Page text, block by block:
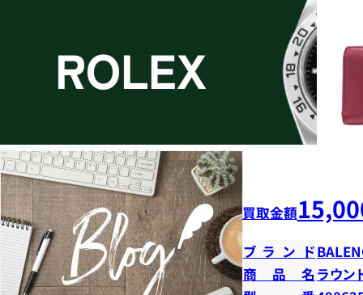
買取金額
ブランド
商品名 ラウン